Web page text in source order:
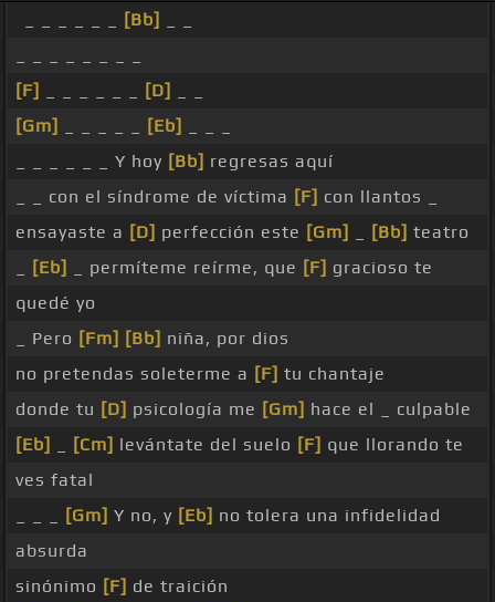
[Bb]
[F]
[D]
[Gm]
[Eb]
_ _ _ _ _ _ Y hoy [Bb] regresas aquí
_ _ con el síndrome de víctima [F] con llantos _
ensayaste a [D] perfección este [Gm] [Bb] teatro
[Eb] _ permíteme reírme, que [F] gracioso te
quedé yo
_ Pero [Fm] [Bb] niña, por dios
no pretendas soleterme a [F] tu chantaje
donde tu [D] psicología me [Gm] hace el _ culpable
[Eb]
[Cm] levántate del suelo [F] que llorando te
ves fatal
[Gm] Y no, y [Eb] no tolera una infidelidad
absurda
sinónimo [F] de traición